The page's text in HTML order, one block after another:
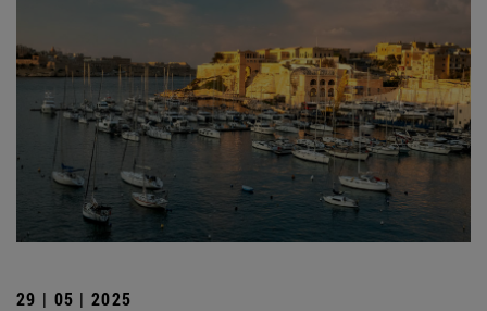
29 | 05 | 2025